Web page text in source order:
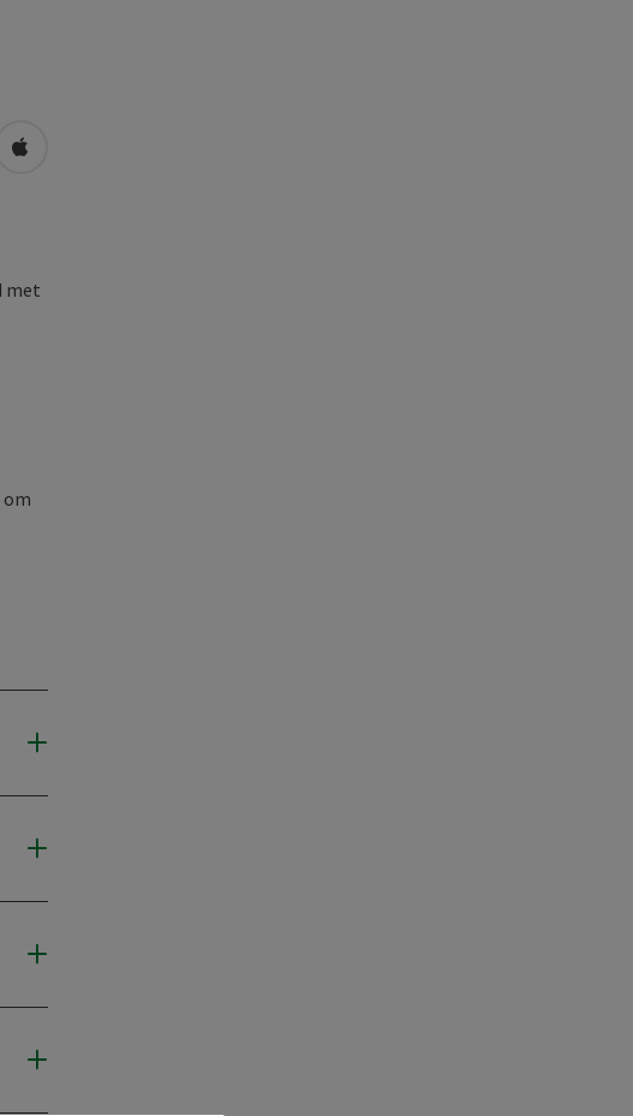
in Google Maps
Openen in Apple Maps
met
om